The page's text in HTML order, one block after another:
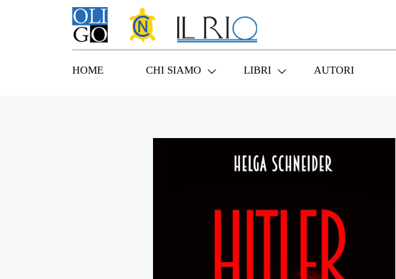
HOME CHI SIAMO LIBRI AUTORI